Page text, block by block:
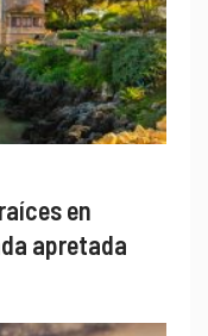
en
apretada